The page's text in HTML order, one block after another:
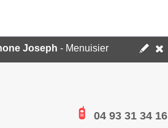
Joseph - Menuisier
04 93 31 34 16